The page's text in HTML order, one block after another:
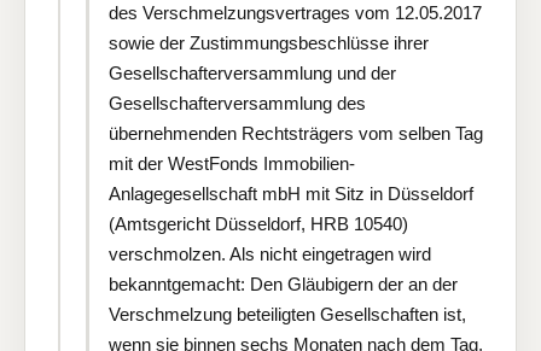
des Verschmelzungsvertrages vom 12.05.2017
sowie der Zustimmungsbeschlüsse ihrer
Gesellschafterversammlung und der
Gesellschafterversammlung des
übernehmenden Rechtsträgers vom selben Tag
mit der WestFonds Immobilien-
Anlagegesellschaft mbH mit Sitz in Düsseldorf
(Amtsgericht Düsseldorf, HRB 10540)
verschmolzen. Als nicht eingetragen wird
bekanntgemacht: Den Gläubigern der an der
Verschmelzung beteiligten Gesellschaften ist,
wenn sie binnen sechs Monaten nach dem Tag,